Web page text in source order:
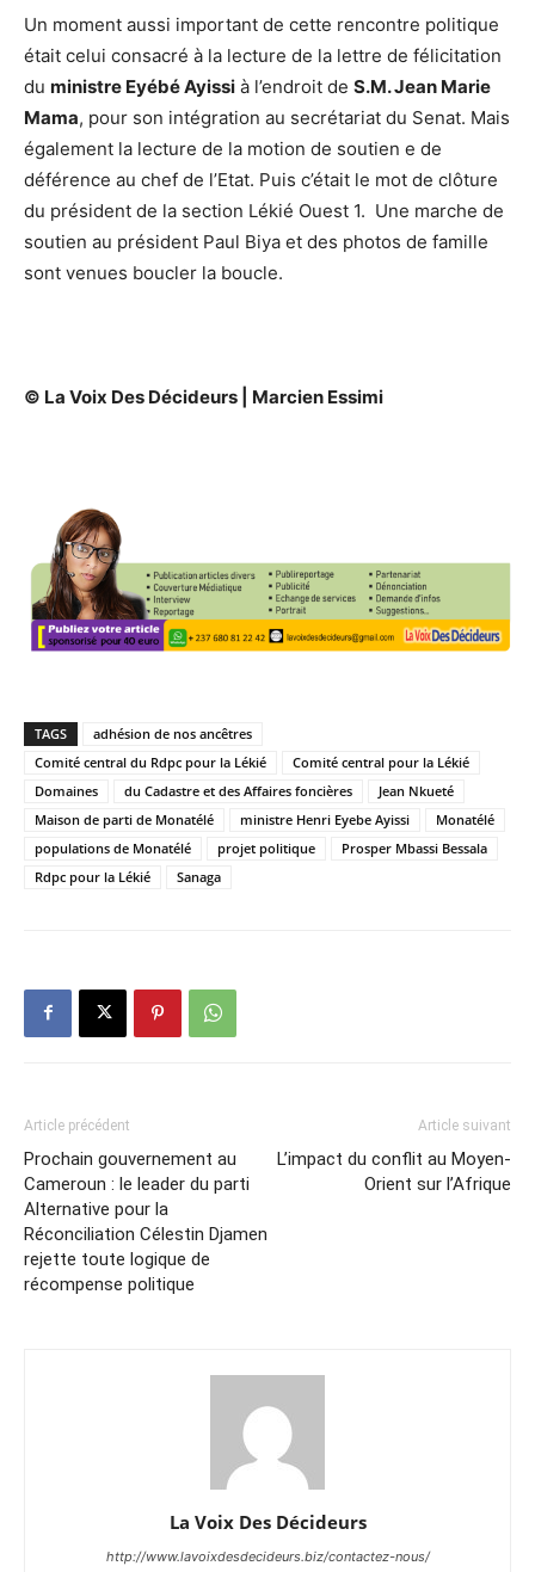
Un moment aussi important de cette rencontre politique
était celui consacré à la lecture de la lettre de félicitation
du ministre Eyébé Ayissi à l’endroit de S.M. Jean Marie
Mama, pour son intégration au secrétariat du Senat. Mais
également la lecture de la motion de soutien e de
déférence au chef de l’Etat. Puis c’était le mot de clôture
du président de la section Lékié Ouest 1. Une marche de
soutien au président Paul Biya et des photos de famille
sont venues boucler la boucle.
© La Voix Des Décideurs | Marcien Essimi
TAGS
adhésion de nos ancêtres
Comité central du Rdpc pour la Lékié
Comité central pour la Lékié
Domaines
du Cadastre et des Affaires foncières
Jean Nkueté
Maison de parti de Monatélé
ministre Henri Eyebe Ayissi
Monatélé
populations de Monatélé
projet politique
Prosper Mbassi Bessala
Rdpc pour la Lékié
Sanaga
Article précédent
Prochain gouvernement au
Cameroun : le leader du parti
Alternative pour la
Réconciliation Célestin Djamen
rejette toute logique de
récompense politique
Article suivant
L’impact du conflit au Moyen-
Orient sur l’Afrique
La Voix Des Décideurs
http://www.lavoixdesdecideurs.biz/contactez-nous/